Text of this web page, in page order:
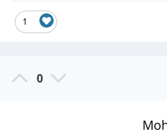
1
0